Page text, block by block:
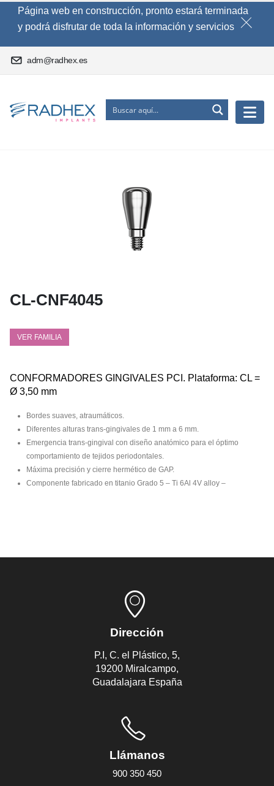
Página web en construcción, pronto estará terminada
y podrá disfrutar de toda la información y servicios
adm@radhex.es
CL-CNF4045
VER FAMILIA
CONFORMADORES GINGIVALES PCI. Plataforma: CL =
Ø 3,50 mm
Bordes suaves, atraumáticos.
Diferentes alturas trans-gingivales de 1 mm a 6 mm.
Emergencia trans-gingival con diseño anatómico para el óptimo
comportamiento de tejidos periodontales.
Máxima precisión y cierre hermético de GAP.
Componente fabricado en titanio Grado 5 – Ti 6Al 4V alloy –
Dirección
P.I, C. el Plástico, 5,
19200 Miralcampo,
Guadalajara España
Llámanos
900 350 450